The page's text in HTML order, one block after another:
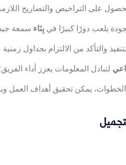
على التراخيص والتصاريح
يلعب دورًا كبيرًا فيبِنَاء سمعة
والتأكد من الالتزام بجداول
لتبادل المعلومات يعزز أداء
الخطوات، يمكن تحقيق أهداف العمل